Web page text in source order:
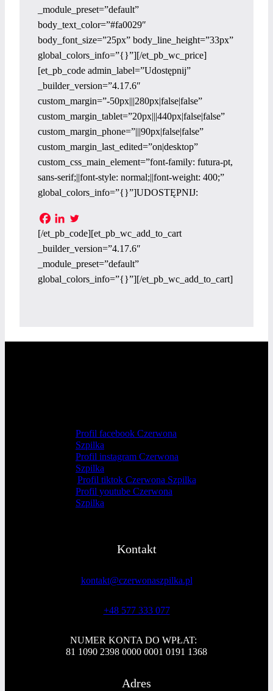
_module_preset=”default”
body_text_color=”#fa0029″
body_font_size=”25px” body_line_height=”33px”
global_colors_info=”{}”][/et_pb_wc_price]
[et_pb_code admin_label=”Udostępnij”
_builder_version=”4.17.6″
custom_margin=”-50px|||280px|false|false”
custom_margin_tablet=”20px|||440px|false|false”
custom_margin_phone=”|||90px|false|false”
custom_margin_last_edited=”on|desktop”
custom_css_main_element=”font-family: futura-pt,
sans-serif;||font-style: normal;||font-weight: 400;”
global_colors_info=”{}”]UDOSTĘPNIJ:
[/et_pb_code][et_pb_wc_add_to_cart
_builder_version=”4.17.6″
_module_preset=”default”
global_colors_info=”{}”][/et_pb_wc_add_to_cart]
Profil facebook Czerwona
Szpilka
Profil instagram Czerwona
Szpilka
Profil tiktok Czerwona Szpilka
Profil youtube Czerwona
Szpilka
Kontakt
kontakt@czerwonaszpilka.pl
+48 577 333 077
NUMER KONTA DO WPŁAT:
81 1090 2398 0000 0001 0191 1368
Adres